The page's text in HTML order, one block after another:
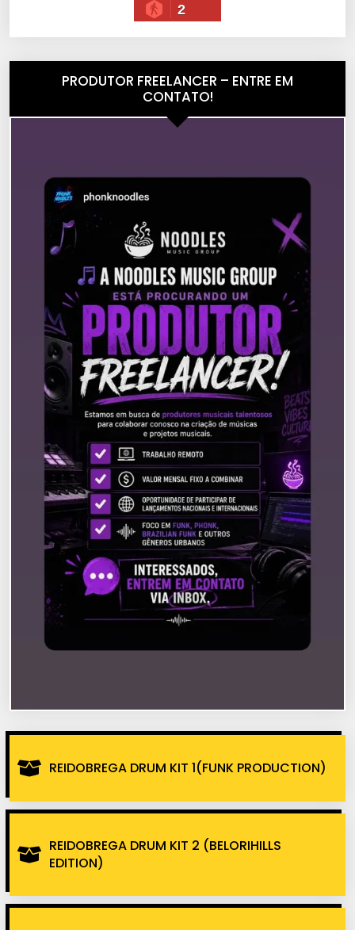
2
PRODUTOR FREELANCER – ENTRE EM
CONTATO!
REIDOBREGA DRUM KIT 1(FUNK PRODUCTION)
REIDOBREGA DRUM KIT 2 (BELORIHILLS
EDITION)